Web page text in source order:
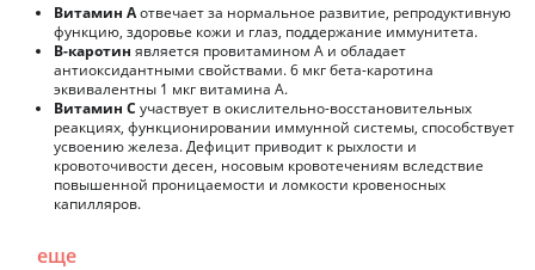
Витамин Аотвечает за нормальное развитие, репродуктивную
функцию, здоровье кожи и глаз, поддержание иммунитета.
В-каротин является провитамином А и обладает
антиоксидантными свойствами. 6 мкг бета-каротина
эквивалентны 1 мкг витамина А.
Витамин С участвует в окислительно-восстановительных
реакциях, функционировании иммунной системы, способствует
усвоению железа. Дефицит приводит к рыхлости и
кровоточивости десен, носовым кровотечениям вследствие
повышенной проницаемости и ломкости кровеносных
капилляров.
еще